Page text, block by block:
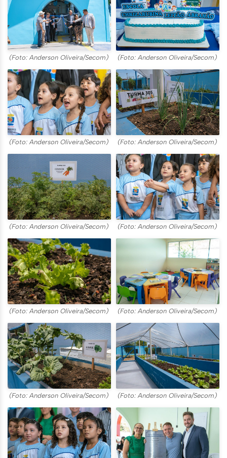
(Foto: Anderson Oliveira/Secom) (Foto: Anderson Oliveira/Secom)
(Foto: Anderson Oliveira/Secom) (Foto: Anderson Oliveira/Secom)
(Foto: Anderson Oliveira/Secom) (Foto: Anderson Oliveira/Secom)
(Foto: Anderson Oliveira/Secom) (Foto: Anderson Oliveira/Secom)
(Foto: Anderson Oliveira/Secom) (Foto: Anderson Oliveira/Secom)